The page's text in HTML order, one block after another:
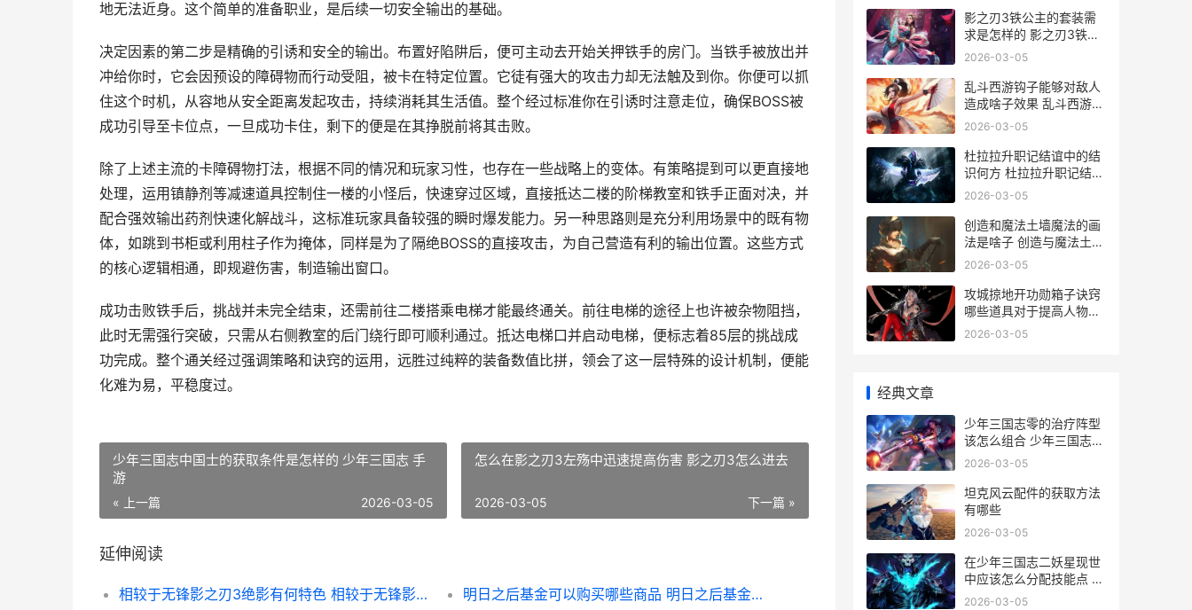
地无法近身。这个简单的准备职业，是后续一切安全输出的基础。
决定因素的第二步是精确的引诱和安全的输出。布置好陷阱后，便可主动去开始关押铁手的房门。当铁手被放出并
冲给你时，它会因预设的障碍物而行动受阻，被卡在特定位置。它徒有强大的攻击力却无法触及到你。你便可以抓
住这个时机，从容地从安全距离发起攻击，持续消耗其生活值。整个经过标准你在引诱时注意走位，确保BOSS被
成功引导至卡位点，一旦成功卡住，剩下的便是在其挣脱前将其击败。
除了上述主流的卡障碍物打法，根据不同的情况和玩家习性，也存在一些战略上的变体。有策略提到可以更直接地
处理，运用镇静剂等减速道具控制住一楼的小怪后，快速穿过区域，直接抵达二楼的阶梯教室和铁手正面对决，并
配合强效输出药剂快速化解战斗，这标准玩家具备较强的瞬时爆发能力。另一种思路则是充分利用场景中的既有物
体，如跳到书柜或利用柱子作为掩体，同样是为了隔绝BOSS的直接攻击，为自己营造有利的输出位置。这些方式
的核心逻辑相通，即规避伤害，制造输出窗口。
成功击败铁手后，挑战并未完全结束，还需前往二楼搭乘电梯才能最终通关。前往电梯的途径上也许被杂物阻挡，
此时无需强行突破，只需从右侧教室的后门绕行即可顺利通过。抵达电梯口并启动电梯，便标志着85层的挑战成
功完成。整个通关经过强调策略和诀窍的运用，远胜过纯粹的装备数值比拼，领会了这一层特殊的设计机制，便能
化难为易，平稳度过。
少年三国志中国士的获取条件是怎样的 少年三国志 手
游
« 上一篇 2026-03-05
怎么在影之刃3左殇中迅速提高伤害 影之刃3怎么进去
下一篇 »
2026-03-05
延伸阅读
相较于无锋影之刃3绝影有何特色 相较于无锋影之眼的原因 明日之后基金可以购买哪些商品 明日之后基金是什么意思
影之刃3铁公主的套装需
求是怎样的 影之刃3铁公
主能走输出吗
2026-03-05
乱斗西游钩子能够对敌人
造成啥子效果 乱斗西游攻
略
2026-03-05
杜拉拉升职记结谊中的结
识何方 杜拉拉升职记结局
是什么
2026-03-05
创造和魔法土墙魔法的画
法是啥子 创造与魔法土堆
密集的地方
2026-03-05
攻城掠地开功勋箱子诀窍
哪些道具对于提高人物技
能特别有帮助 攻城掠地功
2026-03-05
经典文章
少年三国志零的治疗阵型
该怎么组合 少年三国志零
的第一套天兵给谁
2026-03-05
坦克风云配件的获取方法
有哪些
2026-03-05
在少年三国志二妖星现世
中应该怎么分配技能点 在
少年三国志二中诸葛孔明
2026-03-05